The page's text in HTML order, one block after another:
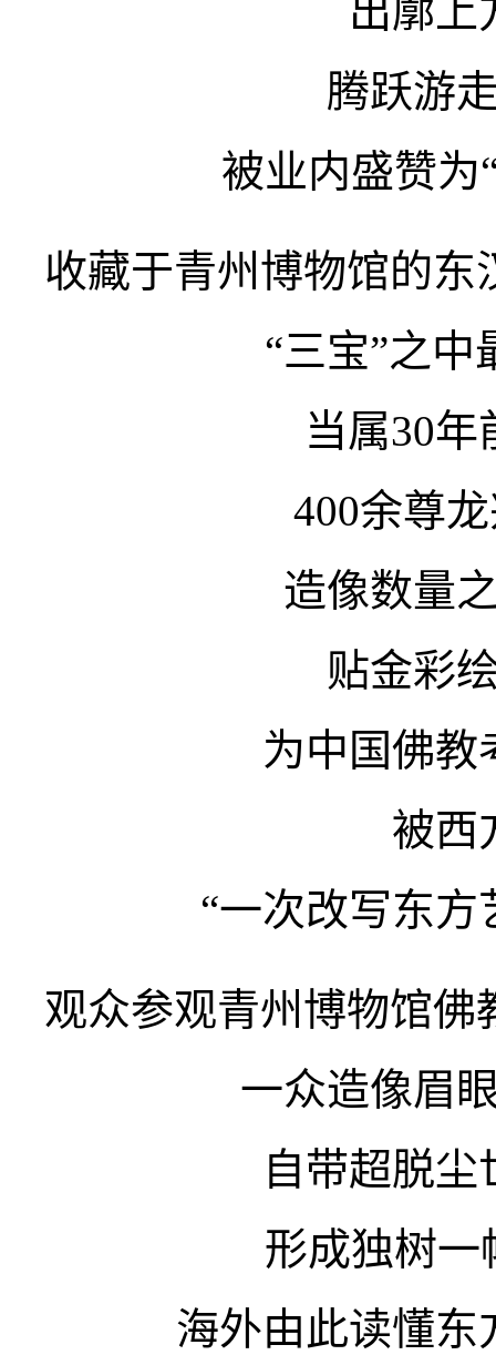
出廓上
腾跃游
被业内盛赞为
收藏于青州博物馆的东
“三宝”之中
当属30
400余尊
造像数量
贴金彩
为中国佛教
被西
“一次改写东方
观众参观青州博物馆佛
一众造像眉
自带超脱尘
形成独树一
海外由此读懂东